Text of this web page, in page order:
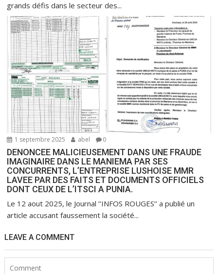
grands défis dans le secteur des...
1 septembre 2025 abel 0
DENONCEE MALICIEUSEMENT DANS UNE FRAUDE
IMAGINAIRE DANS LE MANIEMA PAR SES
CONCURRENTS, L’ENTREPRISE LUSHOISE MMR
LAVEE PAR DES FAITS ET DOCUMENTS OFFICIELS
DONT CEUX DE L’ITSCI A PUNIA.
Le 12 aout 2025, le Journal ‘’INFOS ROUGES’’ a publié un
article accusant faussement la société...
LEAVE A COMMENT